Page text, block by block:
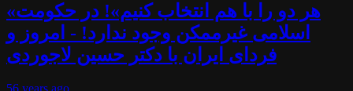
«هر دو را با هم انتخاب کنیم»! در حکومت
اسلامی غیرممکن وجود ندارد! - امروز و
فردای ایران با دکتر حسین لاجوردی
56 years ago